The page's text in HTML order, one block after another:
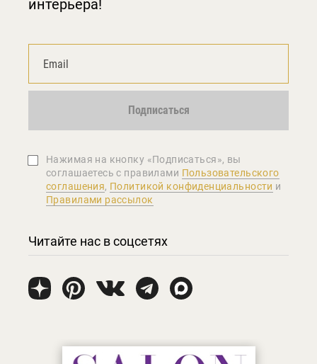
интерьера!
Подписаться
Нажимая на кнопку «Подписаться», вы
соглашаетеcь с правилами Пользовательского
соглашения, Политикой конфиденциальности и
Правилами рассылок
Читайте нас в соцсетях